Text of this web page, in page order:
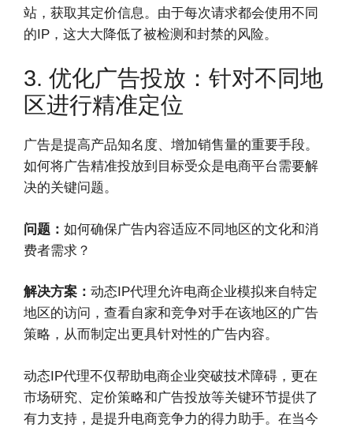
站，获取其定价信息。由于每次请求都会使用不同
的IP，这大大降低了被检测和封禁的风险。
3. 优化广告投放：针对不同地
区进行精准定位
广告是提高产品知名度、增加销售量的重要手段。
如何将广告精准投放到目标受众是电商平台需要解
决的关键问题。
问题： 如何确保广告内容适应不同地区的文化和消
费者需求？
解决方案： 动态IP代理允许电商企业模拟来自特定
地区的访问，查看自家和竞争对手在该地区的广告
策略，从而制定出更具针对性的广告内容。
动态IP代理不仅帮助电商企业突破技术障碍，更在
市场研究、定价策略和广告投放等关键环节提供了
有力支持，是提升电商竞争力的得力助手。在当今